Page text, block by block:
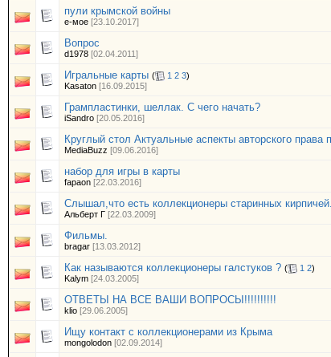
пули крымской войны
е-мое [23.10.2017]
Вопрос
d1978 [02.04.2011]
Игральные карты ( 1 2 3)
Kasaton [16.09.2015]
Грампластинки, шеллак. С чего начать?
iSandro [20.05.2016]
Круглый стол Актуальные аспекты авторского права
MediaBuzz [09.06.2016]
набор для игры в карты
fapaon [22.03.2016]
Слышал,что есть коллекционеры старинных
Альберт Г [22.03.2009]
Фильмы.
bragar [13.03.2012]
Как называются коллекционеры галстуков ? ( 1 2)
Kalym [24.03.2005]
ОТВЕТЫ НА ВСЕ ВАШИ ВОПРОСЫ!!!!!!!!!!
klio [29.06.2005]
Ищу контакт с коллекционерами из Крыма
mongolodon [02.09.2014]